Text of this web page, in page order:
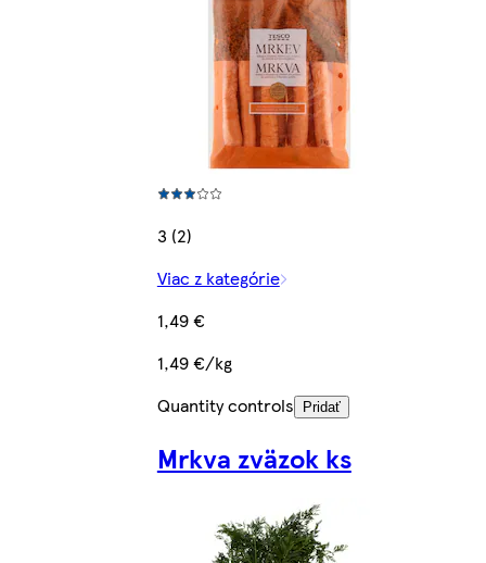
3 (2)
Viac z kategórie
1,49 €
1,49 €/kg
Quantity controls
Pridať
Mrkva zväzok ks